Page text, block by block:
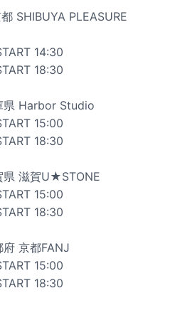
SHIBUYA PLEASURE
14:30
18:30
県 Harbor Studio
15:00
18:30
県 滋賀U★STONE
15:00
18:30
京都FANJ
15:00
18:30